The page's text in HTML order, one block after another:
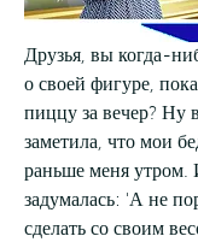
Друзья, вы когда-
о своей фигуре,
пиццу за вечер? Ну
заметила, что мои
раньше меня утром.
задумалась: 'А не
сделать со своим